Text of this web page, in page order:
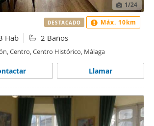
1/24
Hab 2 Baños
Centro, Centro Histórico, Málaga
Llamar
DESTACADO Máx. 10km